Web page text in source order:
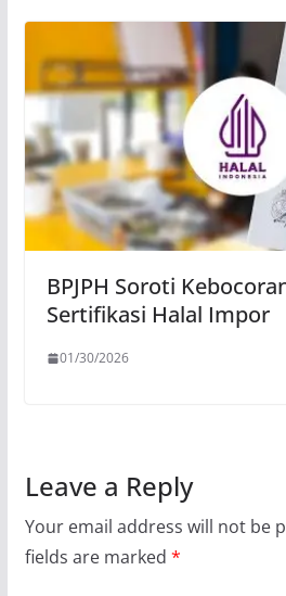
BPJPH Soroti
Sertifikasi Halal Impor
01/30/2026
Leave a Reply
Your email address will not be
fields are marked *